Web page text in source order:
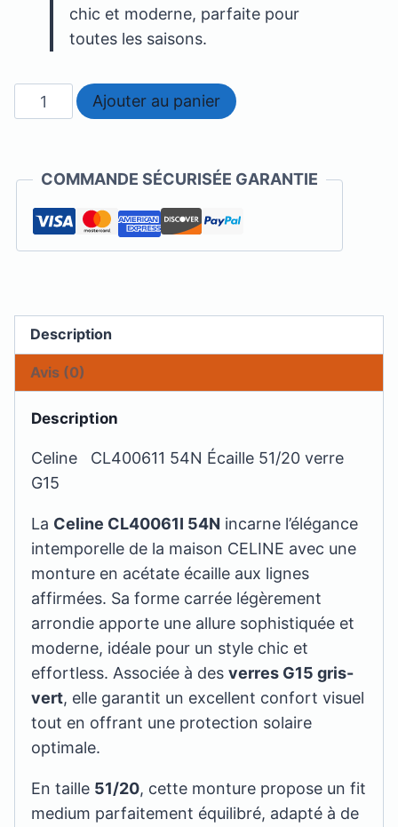
chic et moderne, parfaite pour
toutes les saisons.
quantité
de
Ajouter au panier
COMMANDE SÉCURISÉE GARANTIE
Description
Avis (0)
Description
Celine CL400611 54N Écaille 51/20 verre
G15
La Celine CL40061I 54N incarne l’élégance
intemporelle de la maison CELINE avec une
monture en acétate écaille aux lignes
affirmées. Sa forme carrée légèrement
arrondie apporte une allure sophistiquée et
moderne, idéale pour un style chic et
effortless. Associée à desverres G15 gris-
vert, elle garantit un excellent confort visuel
tout en offrant une protection solaire
optimale.
En taille 51/20, cette monture propose un fit
medium parfaitement équilibré, adapté à de